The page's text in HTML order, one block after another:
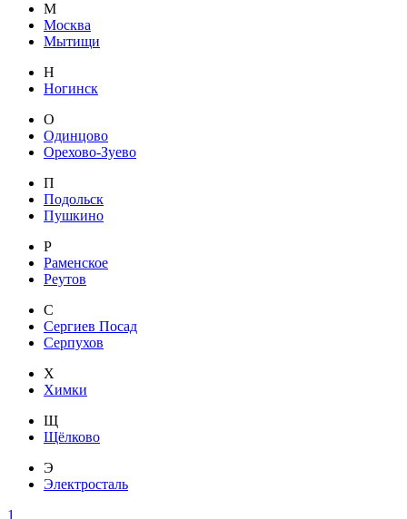
М
Москва
Мытищи
Н
Ногинск
О
Одинцово
Орехово-Зуево
П
Подольск
Пушкино
Р
Раменское
Реутов
С
Сергиев Посад
Серпухов
Х
Химки
Щ
Щёлково
Э
Электросталь
1